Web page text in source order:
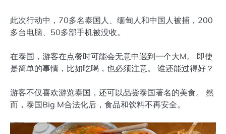
此次行动中，70多名泰国人、缅甸人和中国人被捕，200
多台电脑、50多部手机被没收。
在泰国，游客在点餐时可能会无意中遇到一个大M。 即使
是简单的事情，比如吃喝，也必须注意。 谁还能过得好？
游客不仅喜欢游览泰国，还可以品尝泰国著名的美食。 然
而，泰国Big M合法化后，食品和饮料不再安全。